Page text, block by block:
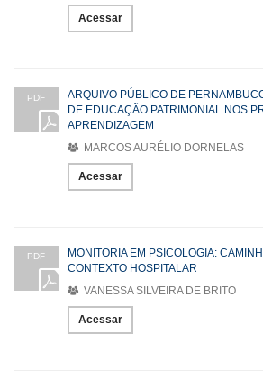
Acessar
PDF
ARQUIVO PÚBLICO DE
DE EDUCAÇÃO PATRIMONIAL NOS
APRENDIZAGEM
MARCOS AURÉLIO DORNELAS
Acessar
PDF
MONITORIA EM PSICOLOGIA:
CONTEXTO HOSPITALAR
VANESSA SILVEIRA DE BRITO
Acessar